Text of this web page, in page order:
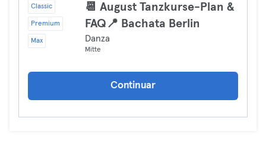
Classic
Premium
Max
📆 August Tanzkurse-Plan &
FAQ📍 Bachata Berlin
Danza
Mitte
Continuar